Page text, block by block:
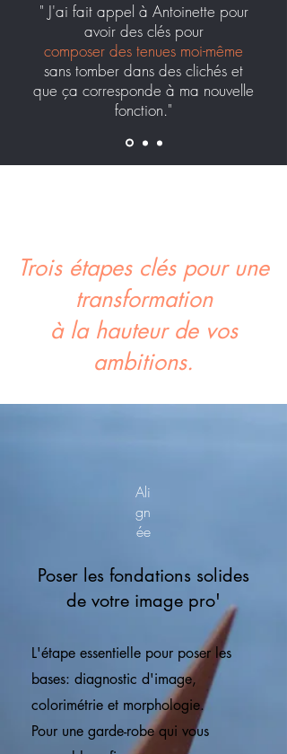
" J'ai fait appel à Antoinette pour
avoir des clés pour
composer des tenues moi-même
sans tomber dans des clichés et
que ça corresponde à ma nouvelle
fonction."
Trois étapes clés pour une
transformation
à la hauteur de vos
ambitions.
Ali
gn
ée
Poser les fondations solides
de votre image pro'
L'étape essentielle pour poser les
bases: diagnostic d'image,
colorimétrie et morphologie.
Pour une garde-robe qui vous